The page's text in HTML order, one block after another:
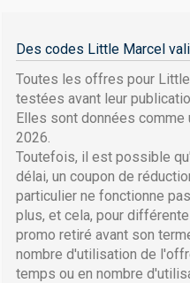
Des codes Little Marcel
Toutes les offres pour
testées avant leur
Elles sont données
2026.
Toutefois, il est possible
délai, un coupon de
particulier ne fonctionne
plus, et cela, pour
promo retiré avant son
nombre d'utilisation de
temps ou en nombre